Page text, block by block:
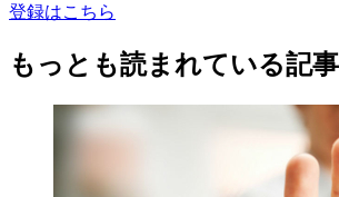
登録はこちら
もっとも読まれている記事